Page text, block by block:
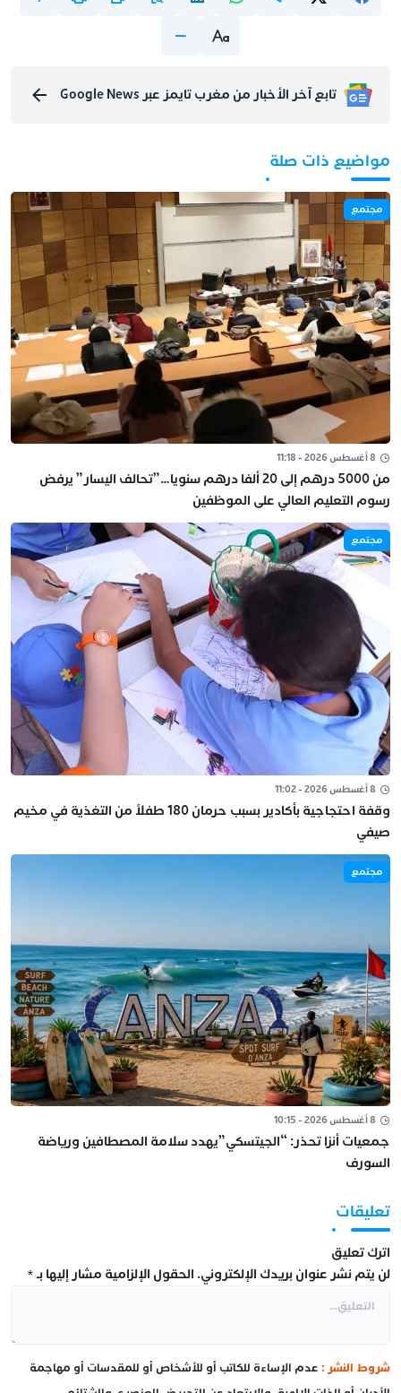
تابع آخر الأخبار من مغرب تايمز عبر Google News
مواضيع ذات صلة
مجتمع
8 أغسطس 2026 - 11:18
من 5000 درهم إلى 20 ألفا درهم سنويا…”تحالف اليسار” يرفض
رسوم التعليم العالي على الموظفين
مجتمع
8 أغسطس 2026 - 11:02
وقفة احتجاجية بأكادير بسبب حرمان 180 طفلاً من التغذية في مخيم
صيفي
مجتمع
8 أغسطس 2026 - 10:15
جمعيات أنزا تحذر: “الجيتسكي”يهدد سلامة المصطافين ورياضة
السورف
تعليقات
اترك تعليق
لن يتم نشر عنوان بريدك الإلكتروني. الحقول الإلزامية مشار إليها بـ*
شروط النشر : عدم الإساءة للكاتب أو للأشخاص أو للمقدسات أو مهاجمة